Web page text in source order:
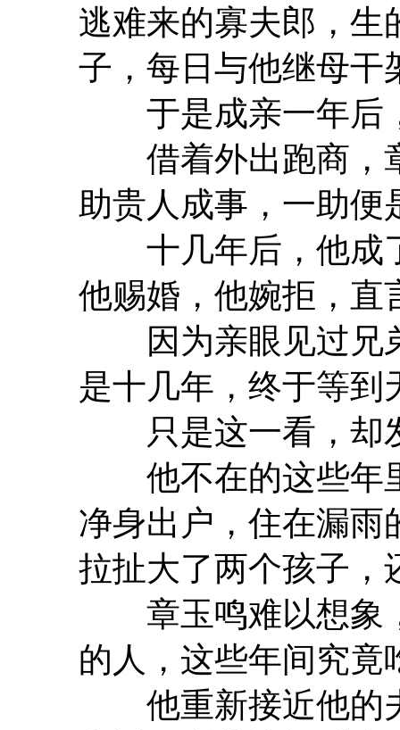
逃难来的寡夫郎，生
子，每日与他继母干
于是成亲一年后
借着外出跑商，
助贵人成事，一助便
十几年后，他成
他赐婚，他婉拒，直
因为亲眼见过兄
是十几年，终于等到
只是这一看，却
他不在的这些年
净身出户，住在漏雨
拉扯大了两个孩子，
章玉鸣难以想象
的人，这些年间究竟
他重新接近他的